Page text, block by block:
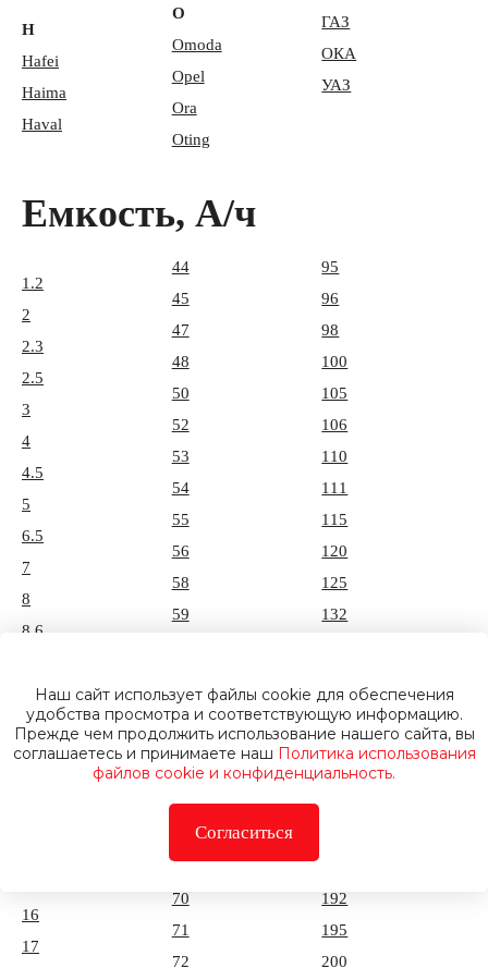
H
Hafei
Haima
Haval
O
Omoda
Opel
Ora
Oting
ГАЗ
ОКА
УАЗ
Емкость, А/ч
1.2
2
2.3
2.5
3
4
4.5
5
6.5
7
8
8.6
9.5
10
11
16
17
44
45
47
48
50
52
53
54
55
56
58
59
62
63
64
65
68
70
71
72
95
96
98
100
105
106
110
111
115
120
125
132
145
150
172
192
195
200
Наш сайт использует файлы cookie для обеспечения
удобства просмотра и соответствующую информацию.
Прежде чем продолжить использование нашего сайта, вы
соглашаетесь и принимаете наш Политика использования
файлов cookie и конфиденциальность.
Согласиться